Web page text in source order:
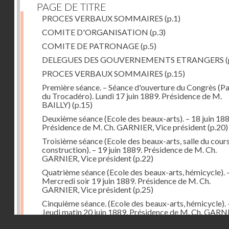
PAGE DE TITRE
PROCES VERBAUX SOMMAIRES (p.1)
COMITE D'ORGANISATION (p.3)
COMITE DE PATRONAGE(p.5)
DELEGUES DES GOUVERNEMENTS ETRANGERS
PROCES VERBAUX SOMMAIRES (p.15)
Première séance. – Séance d'ouverture du Congrès
du Trocadéro). Lundi 17 juin 1889. Présidence de M.
BAILLY) (p.15)
Deuxième séance (Ecole des beaux-arts). – 18 juin
Présidence de M. Ch. GARNIER, Vice président(p.20)
Troisième séance (Ecole des beaux-arts, salle du
construction). – 19 juin 1889. Présidence de M. Ch.
GARNIER, Vice président(p.22)
Quatrième séance (Ecole des beaux-arts, hémicycle).
Mercredi soir 19 juin 1889. Présidence de M. Ch.
GARNIER, Vice président(p.25)
Cinquième séance. (Ecole des beaux-arts, hémicycle).
Jeudi matin 20 juin 1889. Présidence de M. Ch.